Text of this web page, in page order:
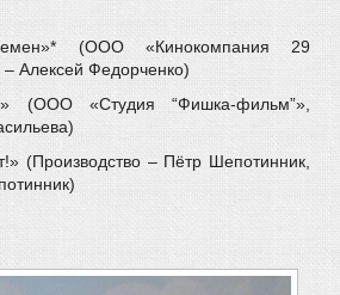
(ООО «Кинокомпания 29
Алексей Федорченко)
(ООО «Студия “Фишка-фильм”»,
(Производство – Пётр Шепотинник,